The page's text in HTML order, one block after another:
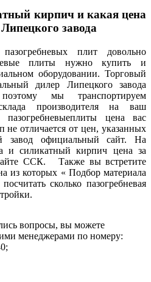
кирпич и какая цена
завода
плит довольно
плиты нужно купить и
оборудовании. Торговый
дилер Липецкого завода
мы транспортируем
производителя на ваш
цена вас
не отличается от цен, указанных
завод официальный сайт. На
и силикатный кирпич цена за
ССК. Также вы встретите
из которых « Подбор материала
сколько пазогребневая
вопросы, вы можете
менеджерами по номеру: